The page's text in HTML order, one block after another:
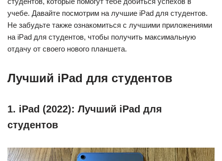
учебе. Давайте посмотрим на лучшие iPad для студентов.
Не забудьте также ознакомиться с лучшими приложениями
на iPad для студентов, чтобы получить максимальную
отдачу от своего нового планшета.
Лучший iPad для студентов
1. iPad (2022): Лучший iPad для
студентов